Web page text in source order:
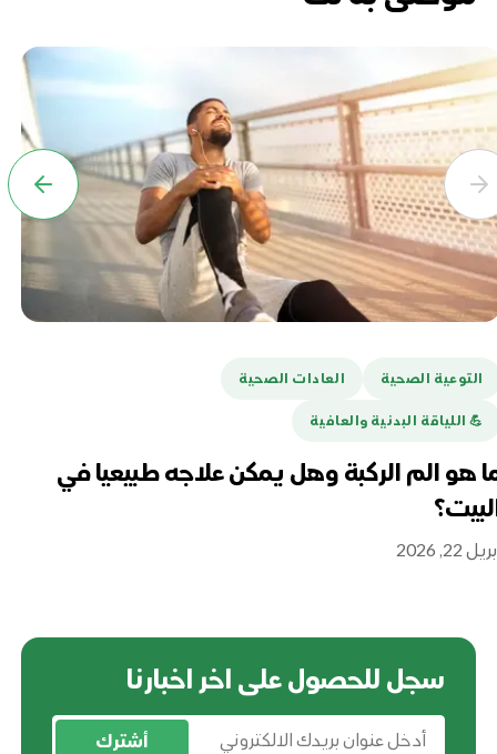
التوعية الصحية العادات الصحية
💪️ اللياقة البدنية والعافية
هو الم الركبة وهل يمكن علاجه طبيعيا في
22, 2026
سجل للحصول على اخر اخبارنا
أشترك